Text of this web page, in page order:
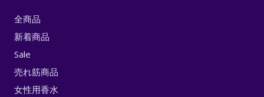
全商品
新着商品
Sale
売れ筋商品
女性用香水